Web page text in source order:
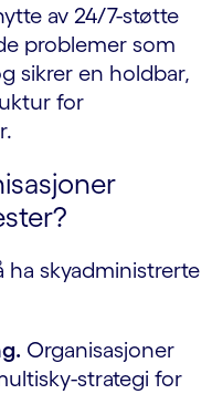
av 24/7-støtte
problemer som
sikrer en holdbar,
for
ha skyadministrerte
Organisasjoner
strategi for